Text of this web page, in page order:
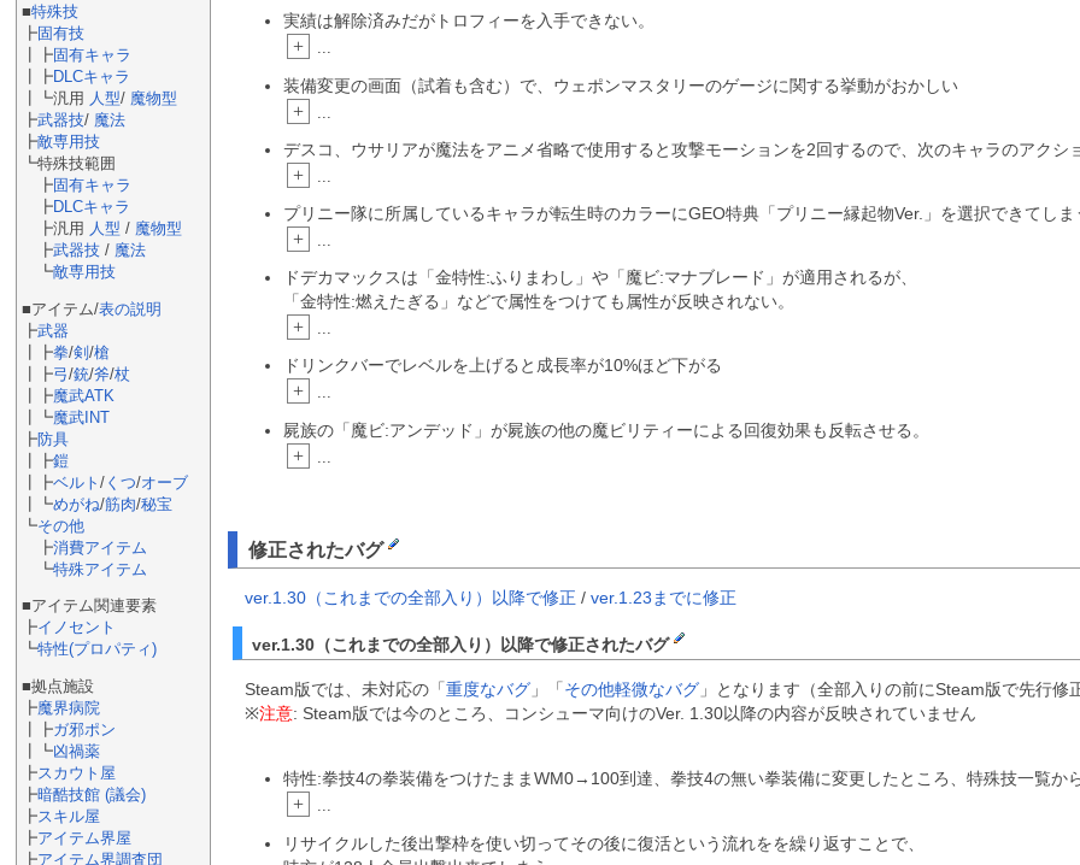
■特殊技
┣固有技
┃┣固有キャラ
┃┣DLCキャラ
┃┗汎用 人型/ 魔物型
┣武器技/ 魔法
┣敵専用技
┗特殊技範囲
┣固有キャラ
┣DLCキャラ
┣汎用 人型 / 魔物型
┣武器技 / 魔法
┗敵専用技
■アイテム/表の説明
┣武器
┃┣拳/剣/槍
┃┣弓/銃/斧/杖
┃┣魔武ATK
┃┗魔武INT
┣防具
┃┣鎧
┃┣ベルト/ くつ/オーブ
┃┗めがね/筋肉/秘宝
┗その他
┣消費アイテム
┗特殊アイテム
■アイテム関連要素
┣イノセント
┗特性(プロパティ)
■拠点施設
┣魔界病院
┃┣ガ邪ポン
┃┗凶禍薬
┣スカウト屋
┣暗酷技館 (議会)
┣スキル屋
┣アイテム界屋
┣アイテム界調査団
実績は解除済みだがトロフィーを入手できない。
+ ...
装備変更の画面（試着も含む）で、ウェポンマスタリーのゲージに関する挙動がおかしい
+
デスコ、ウサリアが魔法をアニメ省略で使用すると攻撃モーションを2回するので、次のキャラのアクシ
+
プリニー隊に所属しているキャラが転生時のカラーにGEO特典「プリニー縁起物Ver.」を選択できてしま
+
ドデカマックスは「金特性:ふりまわし」や「魔ビ:マナブレード」が適用されるが、
「金特性:燃えたぎる」などで属性をつけても属性が反映されない。
+ ...
ドリンクバーでレベルを上げると成長率が10%ほど下がる
+ ...
屍族の「魔ビ:アンデッド」が屍族の他の魔ビリティーによる回復効果も反転させる。
+
修正されたバグ
ver.1.30（これまでの全部入り）以降で修正 /ver.1.23までに修正
ver.1.30（これまでの全部入り）以降で修正されたバグ
Steam版では、未対応の「重度なバグ 」「その他軽微なバグ 」となります（全部入りの前にSteam版で先行
※注意: Steam版では今のところ、コンシューマ向けのVer. 1.30以降の内容が反映されていません
特性:拳技4の拳装備をつけたままWM0→100到達、拳技4の無い拳装備に変更したところ、特殊技一覧か
+ ...
リサイクルした後出撃枠を使い切ってその後に復活という流れをを繰り返すことで、